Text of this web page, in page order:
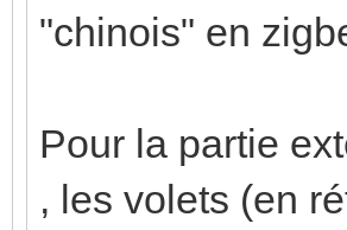
"chinois" en
Pour la partie
, les volets (en